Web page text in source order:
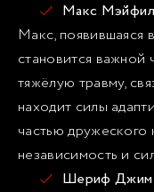
Макс
Макс, появившаяся
становится важной
тяжёлую травму,
находит силы
частью дружеского
независимость и
Шериф Джим